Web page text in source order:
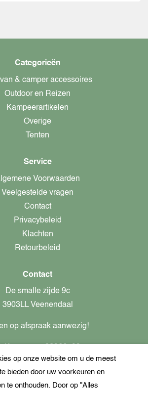
Categorieën
& camper accessoires
Outdoor en Reizen
Kampeerartikelen
Overige
Tenten
Service
Voorwaarden
Veelgestelde vragen
Contact
Privacybeleid
Klachten
Retourbeleid
Contact
De smalle zijde 9c
3903LL Veenendaal
op afspraak aanwezig!
nl862437301B01
+31621944547
op onze website om u de meest
bieden door uw voorkeuren en
te onthouden. Door op "Alles